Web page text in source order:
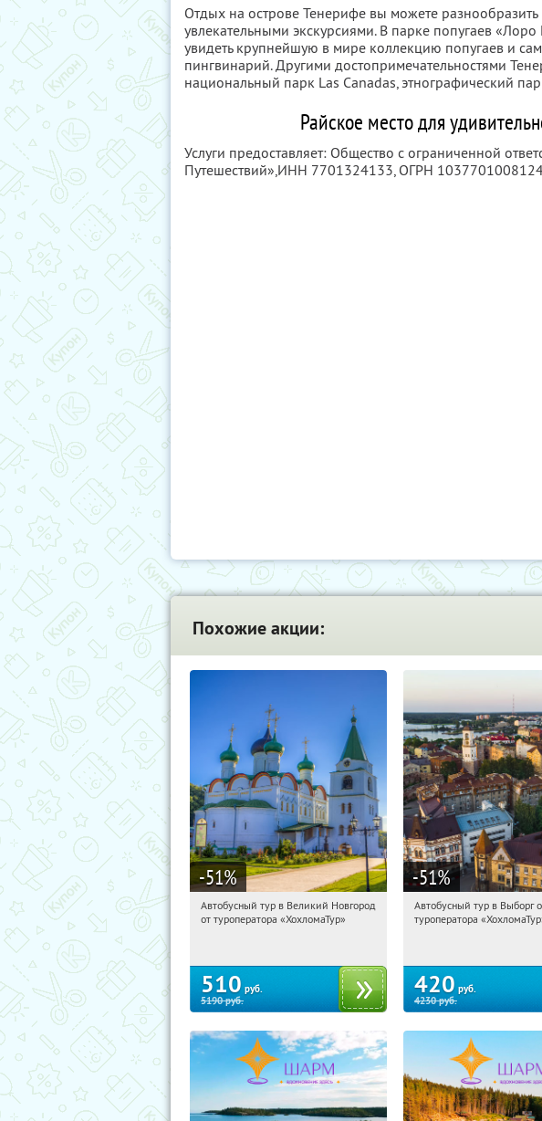
Отдых на острове Тенерифе вы можете
увлекательными экскурсиями. В парке попугаев
увидеть крупнейшую в мире коллекцию попугаев и
пингвинарий. Другими достопримечательностями
национальный парк Las Canadas, этнографический
Райское место для
Услуги предоставляет: Общество с ограниченной
Путешествий»,ИНН 7701324133, ОГРН
Похожие акции:
-51%
12:49:22 Купили:2
Автобусный тур в Великий Новгород
от туроператора «ХохломаТур»
510 руб.
5190руб.
-51%
12:49:22
Автобусный тур в Выборг
туроператора
420 руб.
4230руб.